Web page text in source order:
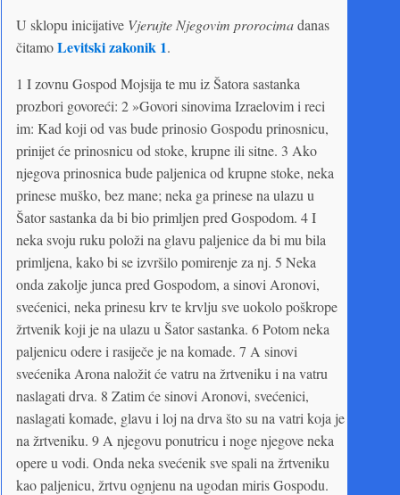
U sklopu inicijative Vjerujte Njegovim prorocimadanas
čitamoLevitski zakonik 1.
1 I zovnu Gospod Mojsija te mu iz Šatora sastanka
prozbori govoreći: 2 »Govori sinovima Izraelovim i reci
im: Kad koji od vas bude prinosio Gospodu prinosnicu,
prinijet će prinosnicu od stoke, krupne ili sitne. 3 Ako
njegova prinosnica bude paljenica od krupne stoke, neka
prinese muško, bez mane; neka ga prinese na ulazu u
Šator sastanka da bi bio primljen pred Gospodom. 4 I
neka svoju ruku položi na glavu paljenice da bi mu bila
primljena, kako bi se izvršilo pomirenje za nj. 5 Neka
onda zakolje junca pred Go­spodom, a sinovi Aronovi,
svećenici, neka prinesu krv te krvlju sve uokolo poškrope
žrtvenik koji je na ulazu u Šator sastanka. 6 Potom neka
paljenicu odere i rasiječe je na komade. 7 A sinovi
svećenika Arona naložit će vatru na žrtveniku i na vatru
na­slagati drva. 8 Zatim će sinovi Aronovi, svećenici,
naslagati komade, glavu i loj na drva što su na vatri koja je
na žrtveniku. 9 A njegovu ponutricu i noge njegove neka
opere u vodi. Onda neka svećenik sve spali na žrtveniku
kao paljenicu, žrtvu ognjenu na ugodan miris Gospodu.